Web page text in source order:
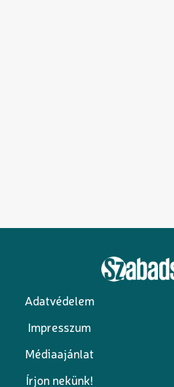
Lábléc
Adatvédelem
Impresszum
Médiaajánlat
Írjon nekünk!